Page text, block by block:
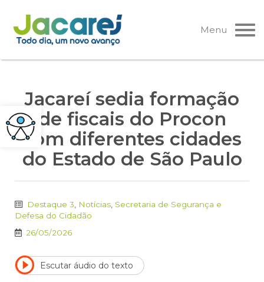
Pular
para
o
Menu
Jacareí sedia formação
de fiscais do Procon
com diferentes cidades
do Estado de São Paulo
Destaque 3 Notícias Secretaria de Segurança e
Defesa do Cidadão
26/05/2026
Escutar áudio do texto